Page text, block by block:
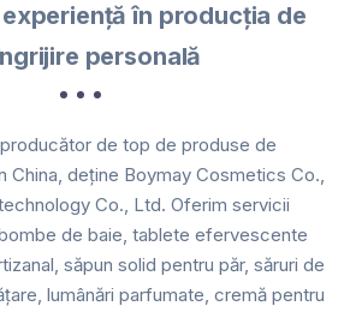
în producția de
personală
de top de produse de
China, deține Boymay Cosmetics Co.,
Co., Ltd. Oferim servicii
de baie, tablete efervescente
săpun solid pentru păr, săruri de
lumânări parfumate, cremă pentru